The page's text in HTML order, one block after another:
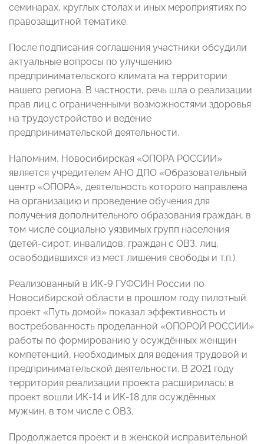
семинарах, круглых столах и иных мероприятиях по
правозащитной тематике.
После подписания соглашения участники обсудили
актуальные вопросы по улучшению
предпринимательского климата на территории
нашего региона. В частности, речь шла о реализации
прав лиц с ограниченными возможностями здоровья
на трудоустройство и ведение
предпринимательской деятельности.
Напомним, Новосибирская «ОПОРА РОССИИ»
является учредителем АНО ДПО «Образовательный
центр «ОПОРА», деятельность которого направлена
на организацию и проведение обучения для
получения дополнительного образования граждан, в
том числе социально уязвимых групп населения
(детей-сирот, инвалидов, граждан с ОВЗ, лиц,
освободившихся из мест лишения свободы и т.п.).
Реализованный в ИК-9 ГУФСИН России по
Новосибирской области в прошлом году пилотный
проект «Путь домой» показал эффективность и
востребованность проделанной «ОПОРОЙ РОССИИ»
работы по формированию у осуждённых женщин
компетенций, необходимых для ведения трудовой и
предпринимательской деятельности. В 2021 году
территория реализации проекта расширилась: в
проект вошли ИК-14 и ИК-18 для осуждённых
мужчин, в том числе с ОВЗ.
Продолжается проект и в женской исправительной